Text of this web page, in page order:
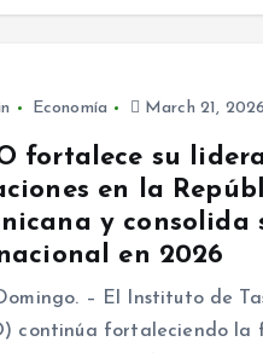
Economía March 21, 2026
fortalece su
en la
y consolida
en 2026
– El Instituto de
continúa fortaleciendo la